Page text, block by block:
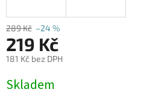
289 Kč –24 %
219 Kč
181 Kč bez DPH
cena:
Skladem